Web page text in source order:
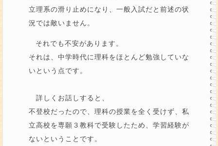
立理系の滑り止めになり、一般入試だと前述の状
況では敵いません。
それでも不安があります。
それは、中学時代に理科をほとんど勉強していな
いという点です。
詳しくお話しすると、
不登校だったので、理科の授業を全く受けず、私
立高校を専願３教科で受験したため、学習経験が
ないということです。